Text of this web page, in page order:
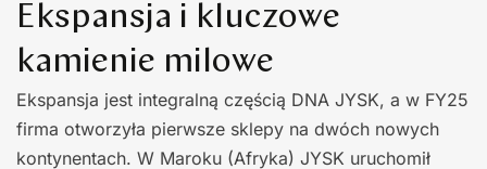
Ekspansja i kluczowe
kamienie milowe
Ekspansja jest integralną częścią DNA JYSK, a w FY25
firma otworzyła pierwsze sklepy na dwóch nowych
kontynentach. W Maroku (Afryka) JYSK uruchomił